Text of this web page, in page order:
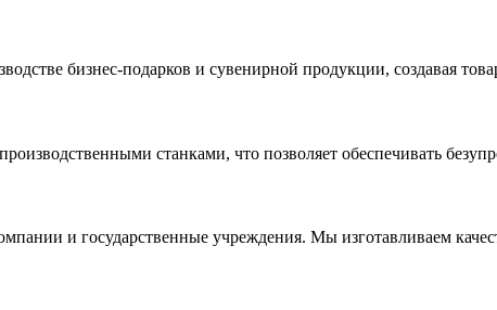
бизнес-подарков и сувенирной продукции, создавая
станками, что позволяет обеспечивать
и государственные учреждения. Мы изготавливаем